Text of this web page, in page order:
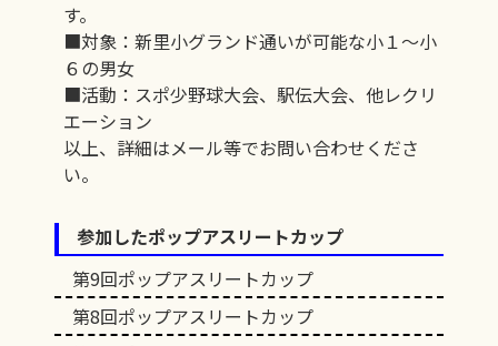
す。
■対象：新里小グランド通いが可能な小１～小
６の男女
■活動：スポ少野球大会、駅伝大会、他レクリ
エーション
以上、詳細はメール等でお問い合わせくださ
い。
参加したポップアスリートカップ
第9回ポップアスリートカップ
第8回ポップアスリートカップ